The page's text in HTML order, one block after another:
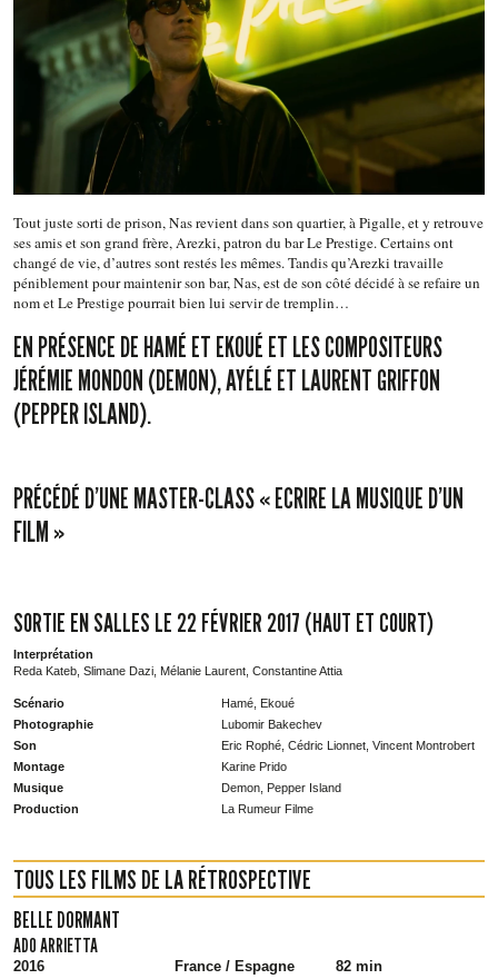
Tout juste sorti de prison, Nas revient dans son quartier, à Pigalle, et y retrouve
ses amis et son grand frère, Arezki, patron du bar Le Prestige. Certains ont
changé de vie, d’autres sont restés les mêmes. Tandis qu’Arezki travaille
péniblement pour maintenir son bar, Nas, est de son côté décidé à se refaire un
nom et Le Prestige pourrait bien lui servir de tremplin…
EN PRÉSENCE DE HAMÉ ET EKOUÉ ET LES COMPOSITEURS
JÉRÉMIE MONDON (DEMON), AYÉLÉ ET LAURENT GRIFFON
(PEPPER ISLAND).
PRÉCÉDÉ D’UNE MASTER-CLASS « ECRIRE LA MUSIQUE D’UN
FILM »
SORTIE EN SALLES LE 22 FÉVRIER 2017 (HAUT ET COURT)
Interprétation
Reda Kateb, Slimane Dazi, Mélanie Laurent, Constantine Attia
Scénario
Hamé, Ekoué
Photographie
Lubomir Bakechev
Son
Eric Rophé, Cédric Lionnet, Vincent Montrobert
Montage
Karine Prido
Musique
Demon, Pepper Island
Production
La Rumeur Filme
TOUS LES FILMS DE LA RÉTROSPECTIVE
BELLE DORMANT
ADO ARRIETTA
2016 France / Espagne 82 min